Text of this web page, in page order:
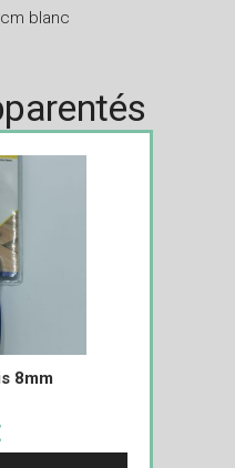
blanc
8mm